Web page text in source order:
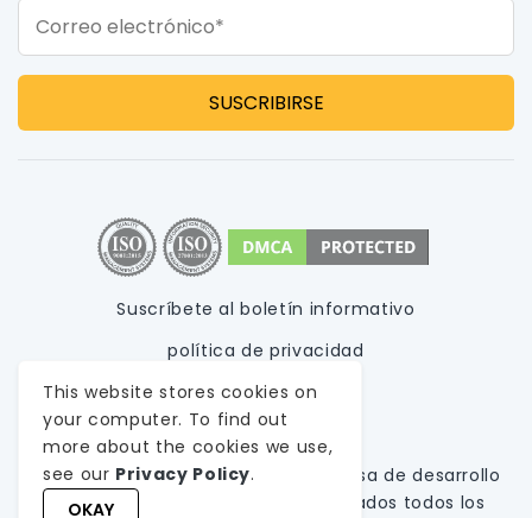
Correo electrónico*
Suscríbete al boletín informativo
política de privacidad
Condiciones de uso
Mapa del sitio
© 1999-2026 WeblineIndia,
Empresa de desarrollo
de software personalizado
. Reservados todos los
This website stores cookies on
your computer. To find out
more about the cookies we use,
see our Privacy Policy.
OKAY